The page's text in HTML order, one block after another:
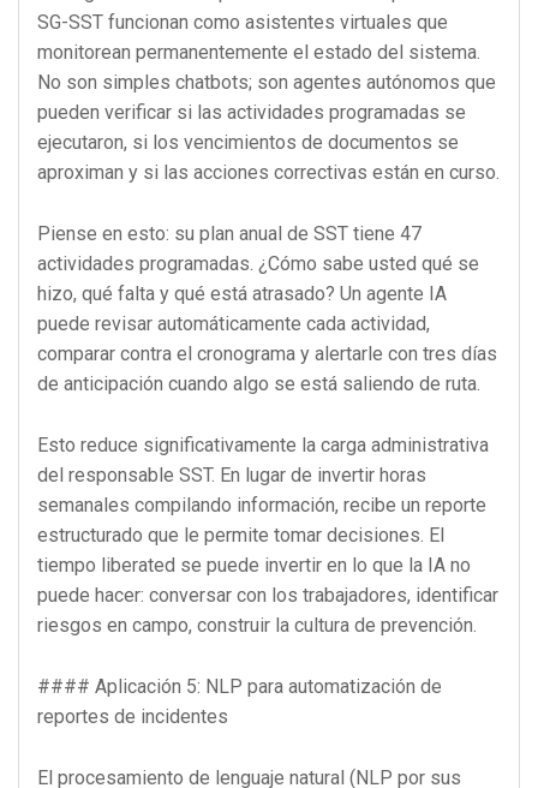
SG-SST funcionan como asistentes virtuales que
monitorean permanentemente el estado del sistema.
No son simples chatbots; son agentes autónomos que
pueden verificar si las actividades programadas se
ejecutaron, si los vencimientos de documentos se
aproximan y si las acciones correctivas están en curso.
Piense en esto: su plan anual de SST tiene 47
actividades programadas. ¿Cómo sabe usted qué se
hizo, qué falta y qué está atrasado? Un agente IA
puede revisar automáticamente cada actividad,
comparar contra el cronograma y alertarle con tres días
de anticipación cuando algo se está saliendo de ruta.
Esto reduce significativamente la carga administrativa
del responsable SST. En lugar de invertir horas
semanales compilando información, recibe un reporte
estructurado que le permite tomar decisiones. El
tiempo liberated se puede invertir en lo que la IA no
puede hacer: conversar con los trabajadores, identificar
riesgos en campo, construir la cultura de prevención.
#### Aplicación 5: NLP para automatización de
reportes de incidentes
El procesamiento de lenguaje natural (NLP por sus